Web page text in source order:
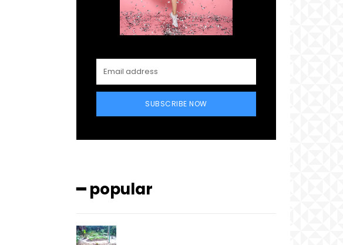
SUBSCRIBE NOW
━ popular